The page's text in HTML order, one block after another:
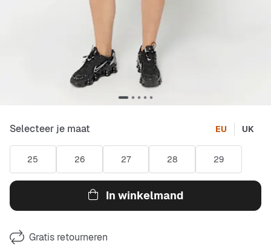
Selecteer je maat EU UK
25 26 27 28 29
In winkelmand
Gratis retourneren